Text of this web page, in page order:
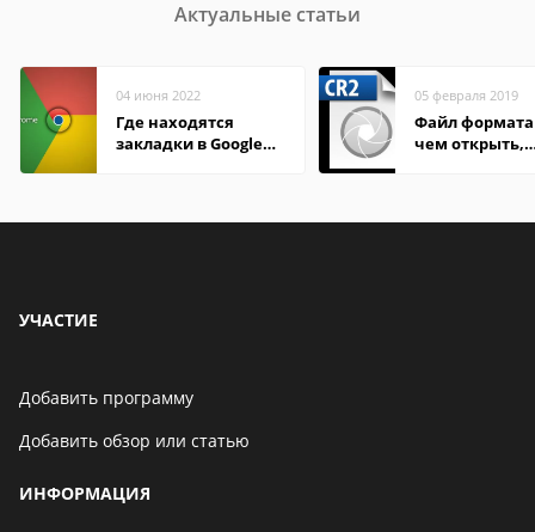
Актуальные статьи
04 июня 2022
Где находятся
закладки в Google
05 февраля 2019
Файл формата
чем открыть,
УЧАСТИЕ
Добавить программу
Добавить обзор или статью
ИНФОРМАЦИЯ